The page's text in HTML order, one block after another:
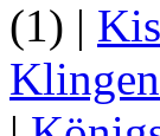
(1) |